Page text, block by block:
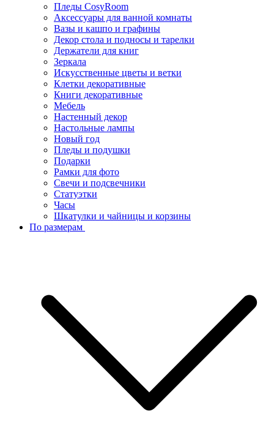
Пледы CosyRoom
Аксессуары для ванной комнаты
Вазы и кашпо и графины
Декор стола и подносы и тарелки
Держатели для книг
Зеркала
Искусcтвенные цветы и ветки
Клетки декоративные
Книги декоративные
Мебель
Настенный декор
Настольные лампы
Новый год
Пледы и подушки
Подарки
Рамки для фото
Свечи и подсвечники
Статуэтки
Часы
Шкатулки и чайницы и корзины
По размерам